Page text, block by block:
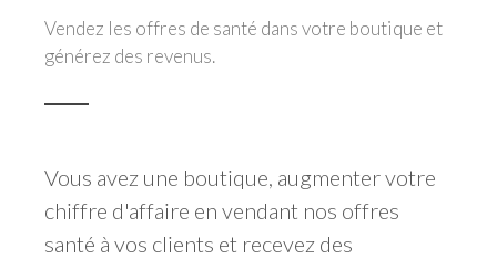
Vendez les offres de santé dans votre boutique et
générez des revenus.
Vous avez une boutique, augmenter votre
chiffre d'affaire en vendant nos offres
santé à vos clients et recevez des